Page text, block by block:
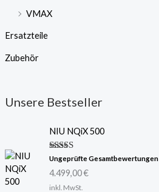
VMAX
Ersatzteile
Zubehör
Unsere Bestseller
NIU NQiX 500
Bewertet
von 5
Ungeprüfte Gesamtbewertungen
4.499,00€
inkl. MwSt.